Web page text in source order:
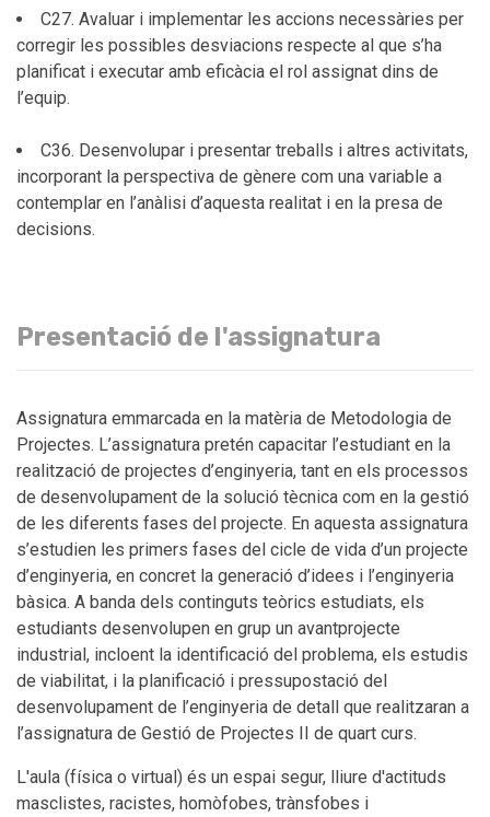
C27. Avaluar i implementar les accions necessàries per
corregir les possibles desviacions respecte al que s’ha
planificat i executar amb eficàcia el rol assignat dins de
l’equip.
C36. Desenvolupar i presentar treballs i altres activitats,
incorporant la perspectiva de gènere com una variable a
contemplar en l’anàlisi d’aquesta realitat i en la presa de
decisions.
Presentació de l'assignatura
Assignatura emmarcada en la matèria de Metodologia de
Projectes. L’assignatura pretén capacitar l’estudiant en la
realització de projectes d’enginyeria, tant en els processos
de desenvolupament de la solució tècnica com en la gestió
de les diferents fases del projecte. En aquesta assignatura
s’estudien les primers fases del cicle de vida d’un projecte
d’enginyeria, en concret la generació d’idees i l’enginyeria
bàsica. A banda dels continguts teòrics estudiats, els
estudiants desenvolupen en grup un avantprojecte
industrial, incloent la identificació del problema, els estudis
de viabilitat, i la planificació i pressupostació del
desenvolupament de l’enginyeria de detall que realitzaran a
l’assignatura de Gestió de Projectes II de quart curs.
L'aula (física o virtual) és un espai segur, lliure d'actituds
masclistes, racistes, homòfobes, trànsfobes i